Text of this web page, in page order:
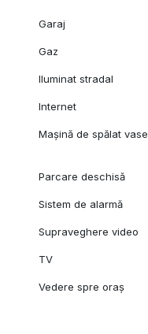
Garaj
Gaz
Iluminat stradal
Internet
Mașină de spălat vase
Parcare deschisă
Sistem de alarmă
Supraveghere video
TV
Vedere spre oraș